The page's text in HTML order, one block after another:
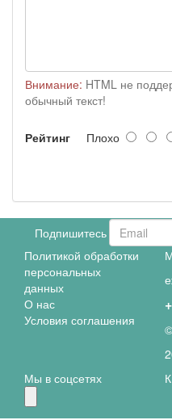
Внимание: HTML не
обычный текст!
Рейтинг Плохо
Подпишитесь и получите
Политикой обработки
персональных
данных
О нас
Условия соглашения
Мы в соцсетях